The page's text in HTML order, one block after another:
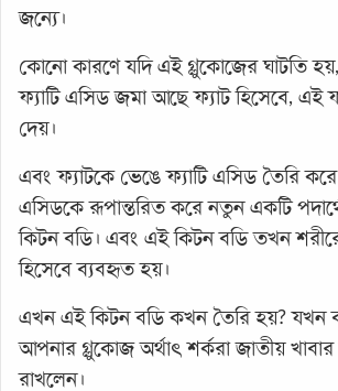
জন্যে।
কোনো কারণে যদি এই গ্লুকোজের ঘাটতি
ফ্যাটি এসিড জমা আছে ফ্যাট হিসেবে, এই
দেয়।
এবং ফ্যাটকে ভেঙে ফ্যাটি এসিড তৈরি
এসিডকে রূপান্তরিত করে নতুন একটি
কিটন বডি। এবং এই কিটন বডি তখন
হিসেবে ব্যবহৃত হয়।
এখন এই কিটন বডি কখন তৈরি হয়? যখন
আপনার গ্লুকোজ অর্থাৎ শর্করা জাতীয়
রাখলেন।